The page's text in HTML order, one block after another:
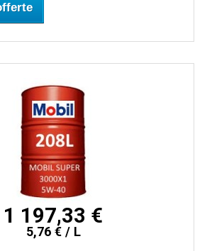
1 197,33 €
5,76 € / L